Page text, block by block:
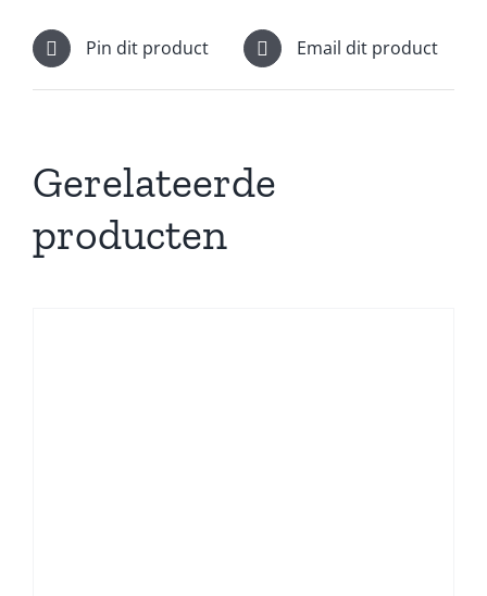
Pin dit product Email dit product
Gerelateerde
producten